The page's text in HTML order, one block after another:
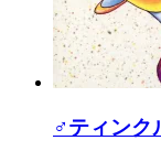
♂ティン